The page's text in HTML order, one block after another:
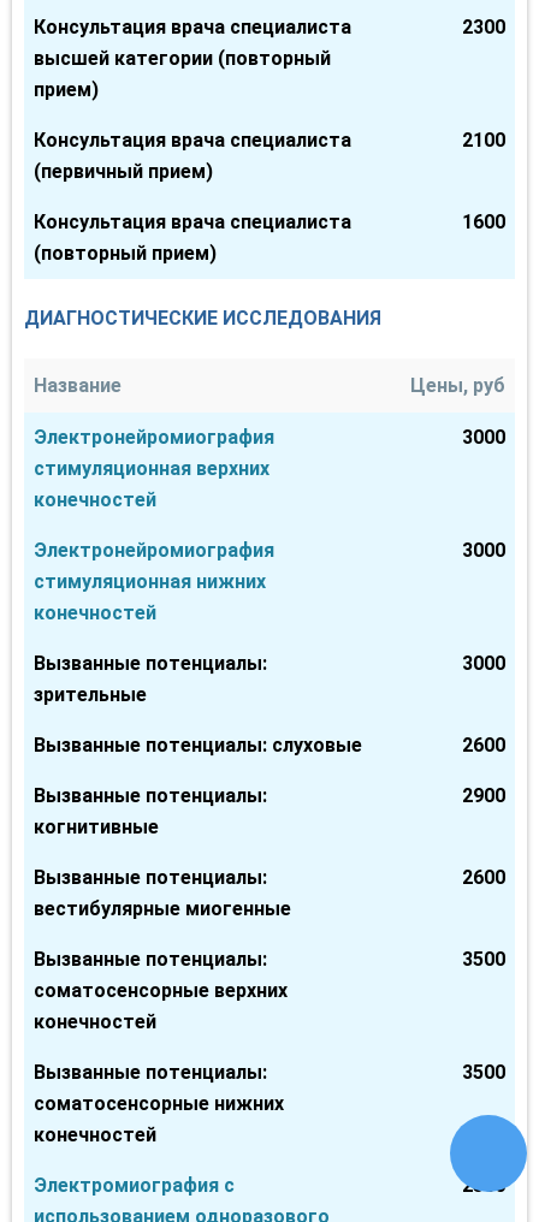
Консультация врача специалиста
высшей категории (повторный
прием)
2300
Консультация врача специалиста
(первичный прием)
2100
Консультация врача специалиста
(повторный прием)
1600
ДИАГНОСТИЧЕСКИЕ ИССЛЕДОВАНИЯ
Название Цены, руб
Электронейромиография
стимуляционная верхних
конечностей
3000
Электронейромиография
стимуляционная нижних
конечностей
3000
Вызванные потенциалы:
зрительные
3000
Вызванные потенциалы: слуховые 2600
Вызванные потенциалы:
когнитивные
2900
Вызванные потенциалы:
вестибулярные миогенные
2600
Вызванные потенциалы:
соматосенсорные верхних
конечностей
3500
Вызванные потенциалы:
соматосенсорные нижних
конечностей
3500
Электромиография с
использованием одноразового
2500